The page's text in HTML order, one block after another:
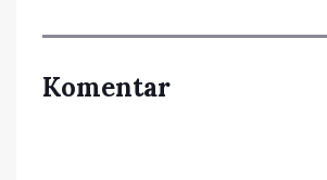
Komentar